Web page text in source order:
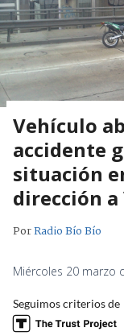
Vehículo
accidente
situación
dirección a
PorRadio Bío Bío
Miércoles 20 marzo
Seguimos criterios de